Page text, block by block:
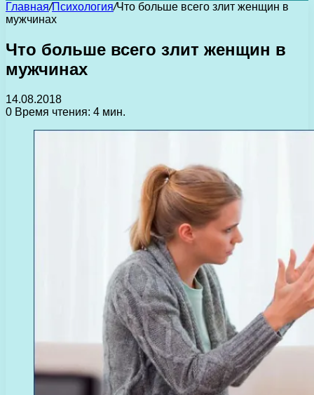
Главная/Психология/Что больше всего злит женщин в
мужчинах
Что больше всего злит женщин в
мужчинах
14.08.2018
0 Время чтения: 4 мин.